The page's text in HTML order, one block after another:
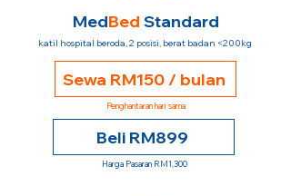
MedBed Standard
katil hospital beroda, 2 posisi, berat badan <200kg
Sewa RM150 / bulan
Penghantaran hari sama
Beli RM899
Harga Pasaran RM1,300